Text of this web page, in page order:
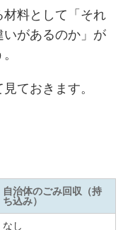
材料として「それ
があるのか」が
ておきます。
自治体のごみ回収（持
ち込み）
なし